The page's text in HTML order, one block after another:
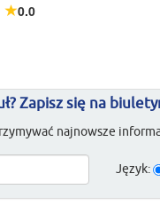
0.0
Zapisz się na
najnowsze
Język: